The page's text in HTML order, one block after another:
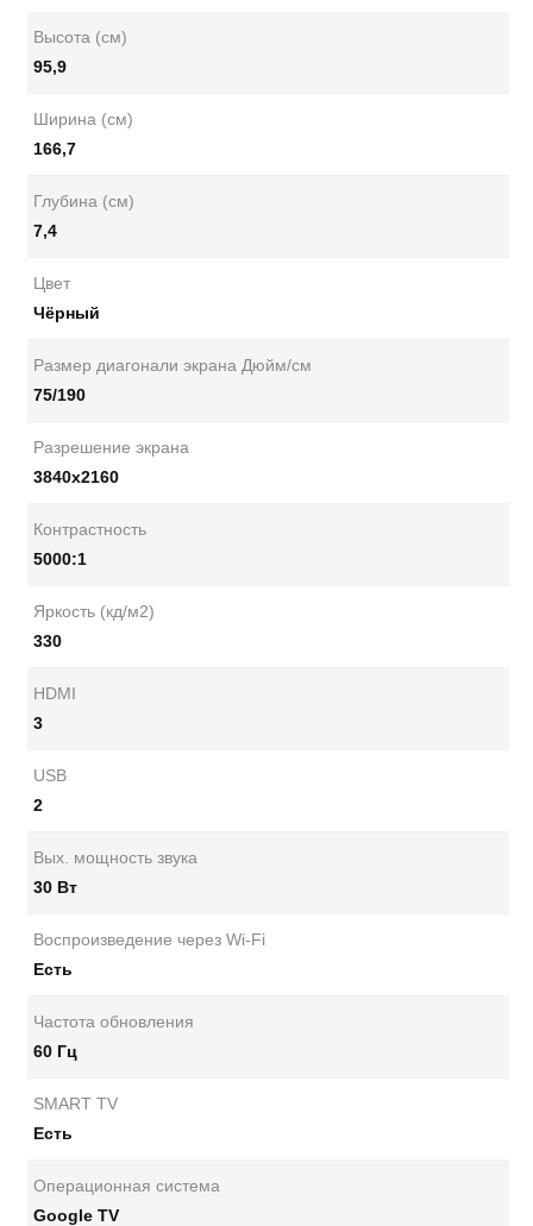
Высота (см)
95,9
Ширина (см)
166,7
Глубина (см)
7,4
Цвет
Чёрный
Размер диагонали экрана Дюйм/см
75/190
Разрешение экрана
3840x2160
Контрастность
5000:1
Яркость (кд/м2)
330
HDMI
3
USB
2
Вых. мощность звука
30 Вт
Воспроизведение через Wi-Fi
Есть
Частота обновления
60 Гц
SMART TV
Есть
Операционная система
Google TV